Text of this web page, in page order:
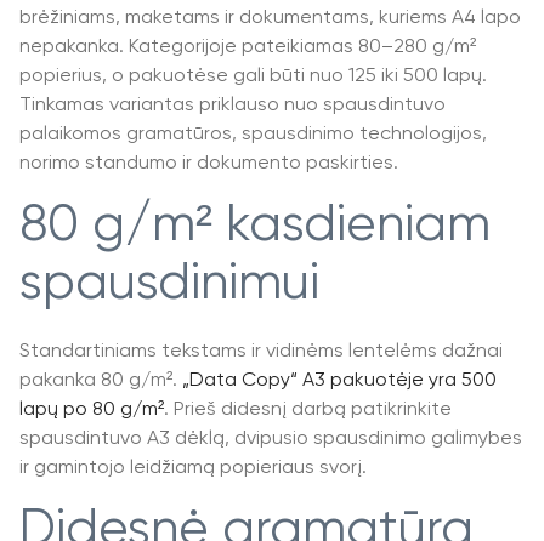
brėžiniams, maketams ir dokumentams, kuriems A4 lapo
nepakanka. Kategorijoje pateikiamas 80–280 g/m²
popierius, o pakuotėse gali būti nuo 125 iki 500 lapų.
Tinkamas variantas priklauso nuo spausdintuvo
palaikomos gramatūros, spausdinimo technologijos,
norimo standumo ir dokumento paskirties.
80 g/m² kasdieniam
spausdinimui
Standartiniams tekstams ir vidinėms lentelėms dažnai
pakanka 80 g/m². „Data Copy“ A3 pakuotėje yra 500
lapų po 80 g/m². Prieš didesnį darbą patikrinkite
spausdintuvo A3 dėklą, dvipusio spausdinimo galimybes
ir gamintojo leidžiamą popieriaus svorį.
Didesnė gramatūra